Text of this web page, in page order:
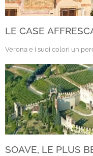
LE CASE
Verona e i suoi colori un
SOAVE, LE PLUS